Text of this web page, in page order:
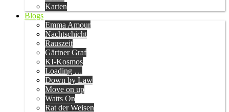
Karten
Blogs
Emma Amour
Nachtschicht
Rauszeit
Gärtner Graf
KI-Kosmos
Loading …
Down by Law
Move on up
Watts On
Rat der Weisen